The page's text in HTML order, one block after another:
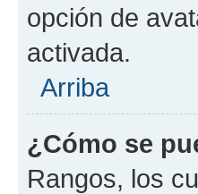
opción de
activada.
Arriba
¿Cómo se
Rangos, los